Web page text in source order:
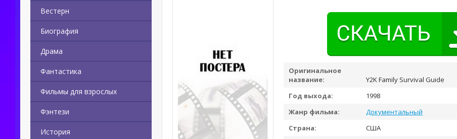
Вестерн
Биография
Драма
Фантастика
Фильмы для взрослых
Фэнтези
История
Оригинальное
название:
Y2K Family Survival Guide
Год выхода:
1998
Жанр фильма:
Документальный
Страна:
США